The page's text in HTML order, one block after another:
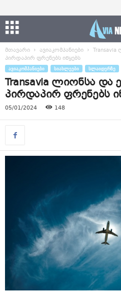
მთავარი ავიაკომპანიები
პირდაპირ ფრენებს იწყებს
ᲐᲕᲘᲐᲙᲝᲛᲞᲐᲜᲘᲔᲑᲘ ᲡᲘᲐᲮᲚᲔᲔᲑᲘ ᲡᲚᲐᲘᲓᲔᲠᲖᲔ
Transavia ლიონსა და
პირდაპირ ფრენებს
05/01/2024 148